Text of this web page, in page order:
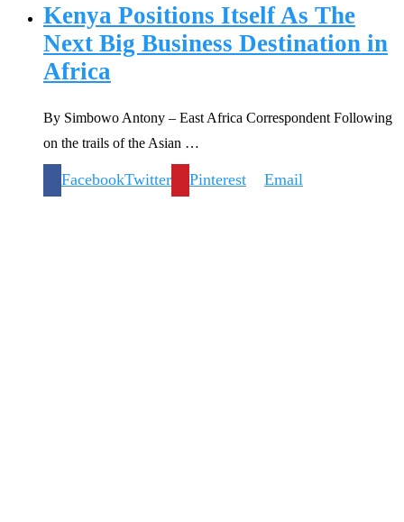
Kenya Positions Itself As The
Next Big Business Destination in
Africa
By Simbowo Antony – East Africa Correspondent Following
on the trails of the Asian …
FacebookTwitter Pinterest Email